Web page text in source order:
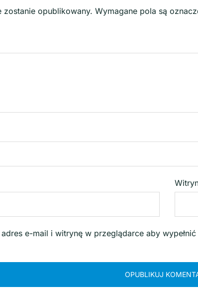
zostanie opublikowany. Wymagane pola są
e-mail i witrynę w przeglądarce aby